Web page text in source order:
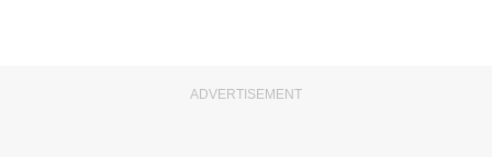
ADVERTISEMENT